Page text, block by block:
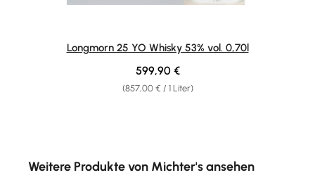
Longmorn 25 YO Whisky 53% vol. 0,70l
(857,00 € / 1 Liter)
Regulärer Preis:
599,90 €
Weitere Produkte von Michter's ansehen